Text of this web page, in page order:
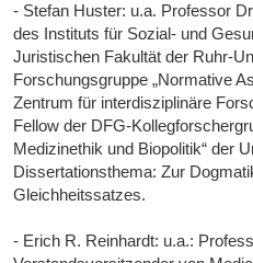
- Stefan Huster: u.a. Professor
des Instituts für Sozial- und
Juristischen Fakultät der Ruhr-
Forschungsgruppe „Normative
Zentrum für interdisziplinäre
Fellow der DFG-
Medizinethik und Biopolitik“ der
Dissertationsthema: Zur
Gleichheitssatzes.
- Erich R. Reinhardt: u.a.: